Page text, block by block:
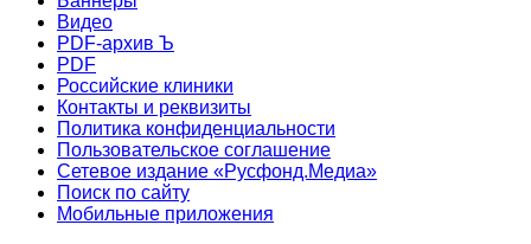
Видео
PDF-архив Ъ
PDF
Российские клиники
Контакты и реквизиты
Политика конфиденциальности
Пользовательское соглашение
Сетевое издание «Русфонд.Медиа»
Поиск по сайту
Мобильные приложения